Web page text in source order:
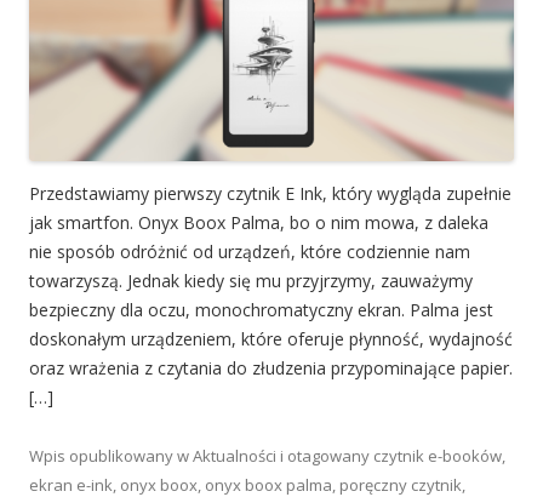
Przedstawiamy pierwszy czytnik E Ink, który wygląda zupełnie
jak smartfon. Onyx Boox Palma, bo o nim mowa, z daleka
nie sposób odróżnić od urządzeń, które codziennie nam
towarzyszą. Jednak kiedy się mu przyjrzymy, zauważymy
bezpieczny dla oczu, monochromatyczny ekran. Palma jest
doskonałym urządzeniem, które oferuje płynność, wydajność
oraz wrażenia z czytania do złudzenia przypominające papier.
[…]
Wpis opublikowany wAktualności i otagowany czytnik e-booków,
ekran e-ink, onyx boox, onyx boox palma, poręczny czytnik,